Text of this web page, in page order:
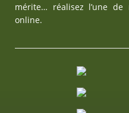
mérite… réalisez l’une de
online.